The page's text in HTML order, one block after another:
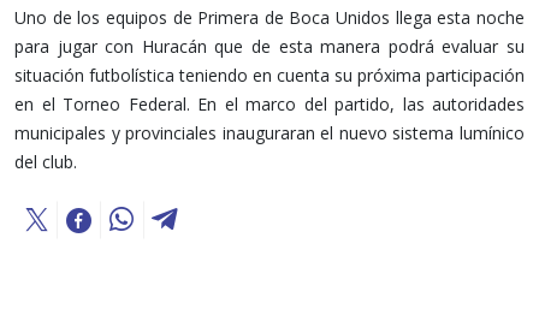
Uno de los equipos de Primera de Boca Unidos llega esta noche
para jugar con Huracán que de esta manera podrá evaluar su
situación futbolística teniendo en cuenta su próxima participación
en el Torneo Federal. En el marco del partido, las autoridades
municipales y provinciales inauguraran el nuevo sistema lumínico
del club.